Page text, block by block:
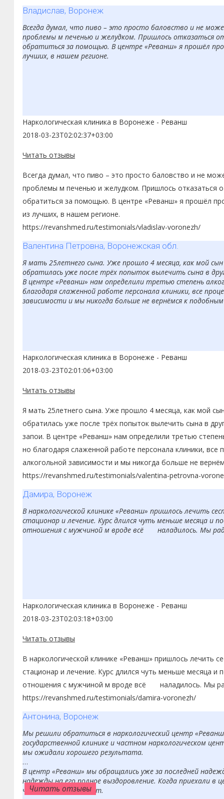
Читать отзывы
Владислав, Воронеж
Всегда думал, что пиво – это просто баловство и не
проблемы м печенью и желудком. Пришлось отказаться
обратиться за помощью. В центре «Реванш» я прошёл
лучших, в нашем регионе.
Читать отзывы
Наркологическая клиника в Воронеже - Реванш
2018-03-23T02:02:37+03:00
Читать отзывы
Всегда думал, что пиво – это просто баловство и не
проблемы м печенью и желудком. Пришлось отказаться
обратиться за помощью. В центре «Реванш» я прошёл
из лучших, в нашем регионе.
https://revanshmed.ru/testimonials/vladislav-voronezh/
Валентина Петровна, Воронежская обл.
Я мать 25летнего сына. Уже прошло 4 месяца, как мой
обратилась уже после трёх попыток вылечить сына в
В центре «Реванш» нам определили третью степень
благодаря слаженной работе персонала клиники, все
зависимости и мы никогда больше не вернёмся к
Читать отзывы
Наркологическая клиника в Воронеже - Реванш
2018-03-23T02:01:06+03:00
Читать отзывы
Я мать 25летнего сына. Уже прошло 4 месяца, как мой
обратилась уже после трёх попыток вылечить сына в
запои. В центре «Реванш» нам определили третью
но благодаря слаженной работе персонала клиники,
алкогольной зависимости и мы никогда больше не
https://revanshmed.ru/testimonials/valentina-petrovna-
Дамира, Воронеж
В наркологической клинике «Реванш» пришлось лечить
стационар и лечение. Курс длился чуть меньше месяца и
отношения с мужчиной м вроде всё наладилось. Мы
Читать отзывы
Наркологическая клиника в Воронеже - Реванш
2018-03-23T02:03:18+03:00
Читать отзывы
В наркологической клинике «Реванш» пришлось лечить
стационар и лечение. Курс длился чуть меньше месяца и
отношения с мужчиной м вроде всё наладилось. Мы
https://revanshmed.ru/testimonials/damira-voronezh/
Антонина, Воронеж
Мы решили обратиться в наркологический центр
государственной клинике и частном наркологическом
мы ожидали хорошего результата.
В центр «Реванш» мы обращались уже за последней
надежды на его полное выздоровление. Когда приехали в
что здесь нам помогут.
Читать отзывы
Читать отзывы
Читать отзывы
Читать отзывы
Читать отзывы
Читать отзывы